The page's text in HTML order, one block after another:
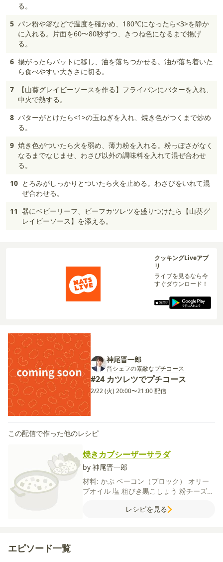
る。
5 パン粉や箸などで温度を確かめ、180℃になったら<3>を静か
に入れる。片面を60〜80秒ずつ、きつね色になるまで揚げ
る。
6 揚がったらバットに移し、油を落ちつかせる。油が落ち着いた
ら食べやすい大きさに切る。
7
【山葵グレイビーソースを作る】フライパンにバターを入れ、
中火で熱する。
8 バターがとけたら<1>の玉ねぎを入れ、焼き色がつくまで炒め
る。
9 焼き色がついたら火を弱め、薄力粉を入れる。粉っぽさがなく
なるまでなじませ、わさび以外の調味料を入れて混ぜ合わせ
る。
10 とろみがしっかりとついたら火を止める。わさびをいれて混
ぜ合わせる。
11 器にベビーリーフ、ビーフカツレツを盛りつけたら【山葵グ
レイビーソース】を添える。
クッキングLiveアプ
リ
ライブを見るなら今
すぐダウンロード！
神尾晋一郎
晋シェフの素敵なプチコース
#24 カツレツでプチコース
2/22 (火) 20:00〜21:00 配信
この配信で作った他のレシピ
焼きカブシーザーサラダ
by 神尾晋一郎
材料: かぶ ベーコン（ブロック） オリー
ブオイル 塩 粗びき黒こしょう 粉チーズ
（すりおろし）レモン果汁塩
レシピを見る
エピソード一覧